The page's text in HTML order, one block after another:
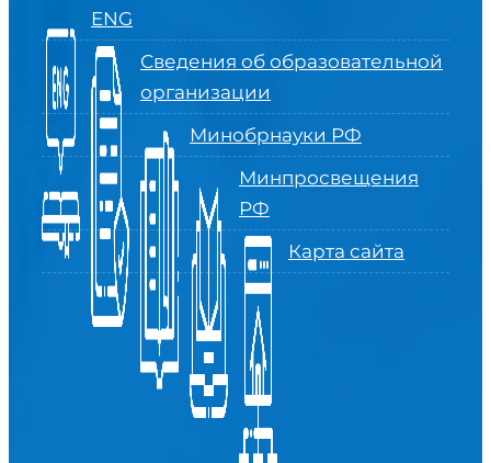
ENG
Сведения об образовательной
организации
Минобрнауки РФ
Минпросвещения
РФ
Карта сайта